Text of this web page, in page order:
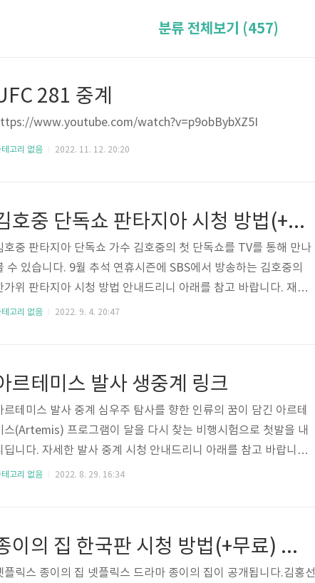
분류 전체보기 (457)
281 중계
www.youtube.com/watch?v=p9obBybXZ5I
테고리 없음 2022. 11. 12. 20:20
김호중 단독쇼 판타지아 시청 방법(+무료) 재방송 다시보기
호중 판타지아 단독쇼 가수 김호중의 첫 단독쇼를 TV를 통해 만나
수 있습니다. 9월 추석 연휴시즌에 SBS에서 방송하는 김호중의
가위 판타지아 시청 방법 안내드리니 아래를 참고 바랍니다. 재방
다시보기도 가능합니다. 목차 김호중의 한가위 판타지아 안내 SB
청 방법 SBS 채널에서 9월 9일 금요일 저녁 8시 10분에 방영됩니
. 모바일로도 시청 가능한데요. 자세한 무료 시청 방법 안내드립니
. https://bit.ly/Kimhojoongshow_sbs 김호중 한가위 판타지아
송 시청 안내(+재방송 다..
테고리 없음 2022. 9. 4. 20:47
르테미스 발사 생중계 링크
르테미스 발사 중계 심우주 탐사를 향한 인류의 꿈이 담긴 아르테
스(Artemis) 프로그램이 달을 다시 찾는 비행시험으로 첫발을 내
딥니다. 자세한 발사 중계 시청 안내드리니 아래를 참고 바랍니다.
르테미스 발사 실시간 생중계 바로가기 국립과천과학관에서 국제
다시 찾는 비행시험으로 첫발을 내디딥니다. 자세한 발사 중계 시
안내드리니 아래를 참고 바 rieqd.xyz 이번 생중계는 국립과천과
테고리 없음 2022. 8. 29. 16:34
종이의 집 한국판 시청 방법(+무료) 원작 결말 몇부작
플릭스 종이의 집 넷플릭스 드라마 종이의 집이 공개됩니다.김홍선